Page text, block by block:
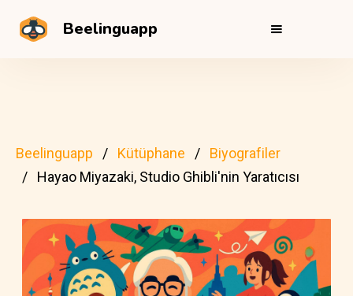
Beelinguapp
Beelinguapp Kütüphane
Biyografiler
Hayao Miyazaki, Studio Ghibli'nin Yaratıcısı